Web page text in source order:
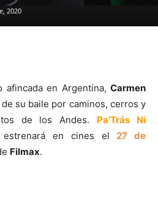
2020
afincada en Argentina, Carmen
su baile por caminos, cerros y
de los Andes. Pa'Trás Ni
estrenará en cines el 27 de
Filmax.